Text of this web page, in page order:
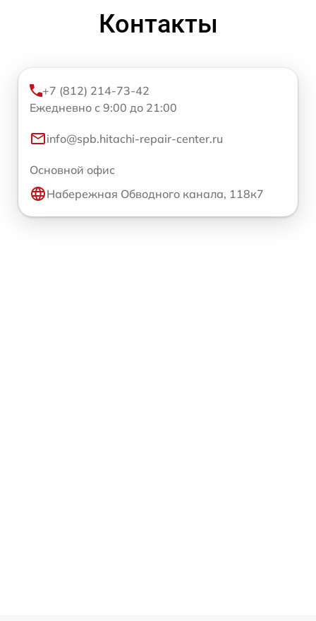
Контакты
+7 (812) 214-73-42
Ежедневно с 9:00 до 21:00
info@spb.hitachi-repair-center.ru
Основной офис
Набережная Обводного канала, 118к7